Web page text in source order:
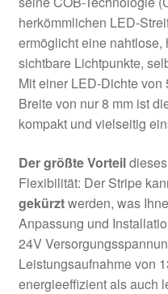
herkömmlichen LED-
ermöglicht eine
sichtbare Lichtpunkte,
Mit einer LED-Dichte
Breite von nur 8 mm ist
kompakt und vielseitig
Der größte Vorteildieses
Flexibilität: Der Stripe
gekürztwerden, was
Anpassung und
24V
Leistungsaufnahme von
energieeffizient als auch